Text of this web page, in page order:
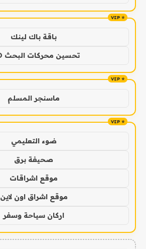
باقة باك لينك
تحسين محركات البحث SEO
ماسنجر المسلم
ضوء التعليمي
صحيفة برق
موقع اشراقات
موقع اشراق اون لاين
اركان سياحة وسفر